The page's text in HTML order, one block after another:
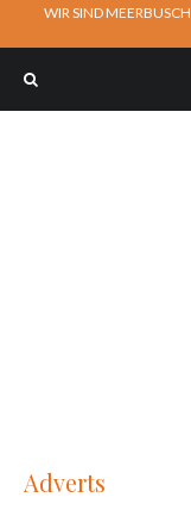
WIR SIND
Adverts